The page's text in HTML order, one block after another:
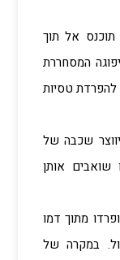
אל תוך
המסחררת
להפרדת טסיות
שכבה של
שואבים אותן
מתוך דמו
במקרה של